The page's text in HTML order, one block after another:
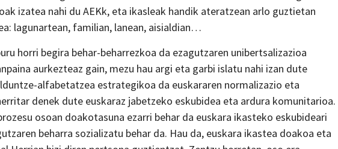
izatea nahi du AEKk, eta ikasleak handik ateratzean arlo guztietan
lagunartean, familian, lanean, aisialdian…
horri begira behar-beharrezkoa da ezagutzaren unibertsalizazioa
aurkezteaz gain, mezu hau argi eta garbi islatu nahi izan dute
alfabetatzea estrategikoa da euskararen normalizazio eta
denek dute euskaraz jabetzeko eskubidea eta ardura komunitarioa.
osoan doakotasuna ezarri behar da euskara ikasteko eskubideari
beharra sozializatu behar da. Hau da, euskara ikastea doakoa eta